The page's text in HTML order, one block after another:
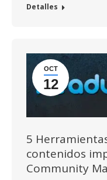
Detalles
OCT
12
5
contenidos
Community